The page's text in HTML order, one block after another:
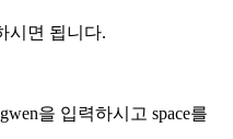
시면 됩니다.
을 입력하시고 space를